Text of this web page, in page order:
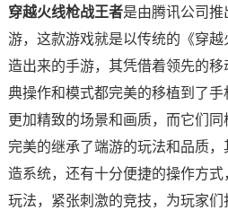
穿越火线枪战王者是由腾讯公司推
游，这款游戏就是以传统的《穿
造出来的手游，其凭借着领先的
典操作和模式都完美的移植到了
更加精致的场景和画质，而它们同
完美的继承了端游的玩法和品质
造系统，还有十分便捷的操作方
玩法，紧张刺激的竞技，为玩家